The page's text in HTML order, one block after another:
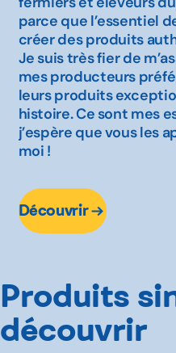
parce que l’essentiel
créer des produits
Je suis très fier de
mes producteurs
leurs produits
histoire. Ce sont mes
j’espère que vous les
moi !
Découvrir
Produits
découvrir